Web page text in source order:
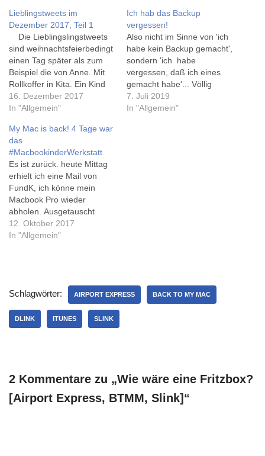
Lieblingstweets im
Dezember 2017, Teil 1
Die Lieblingslingstweets
sind weihnachtsfeierbedingt
einen Tag später als zum
Beispiel die von Anne. Mit
Rollkoffer in Kita. Ein Kind
so "was hast du da drin?"
Ich so "die Sachen aus dem
Adventskalender" Kind so:
http://pic.twitter.com/5m4RQ
RnTLj — Sven Dietrich
(@svensonsan) December
1, 2017 Endlich wieder
der…
16. Dezember 2017
In "Allgemein"
Ich hab das Backup
vergessen!
Also nicht im Sinne von 'ich
habe kein Backup gemacht',
sondern 'ich habe
vergessen, daß ich eines
gemacht habe'... Völlig
überraschend sind die
Bilder aus dem Zeitraum
7. Juli 2019
In "Allgemein"
My Mac is back! 4 Tage war
das
#MacbookinderWerkstatt
Es ist zurück. heute Mittag
erhielt ich eine Mail von
FundK, ich könne mein
Macbook Pro wieder
abholen. Ausgetauscht
wurde Artikel-Nr 923-00975,
Hard Drive Bracket, Front,
Heute habe ich das
Macbook meiner Frau
genutzt, das war…
12. Oktober 2017
In "Allgemein"
Schlagwörter: AIRPORT EXPRESS BACK TO MY MAC
DLINK ITUNES SLINK
2 Kommentare zu „Wie wäre eine Fritzbox?
[Airport Express, BTMM, Slink]“